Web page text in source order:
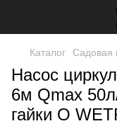
Каталог Садовая
Насос
6м Qmax
гайки O